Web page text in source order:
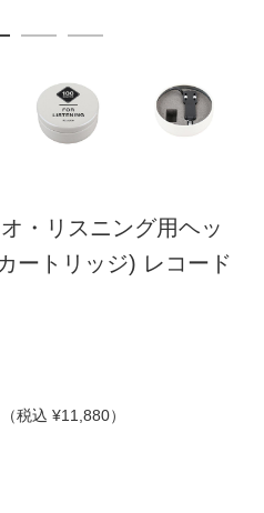
・リスニング用ヘッ
ートリッジ) レコード
（税込 ¥11,880）